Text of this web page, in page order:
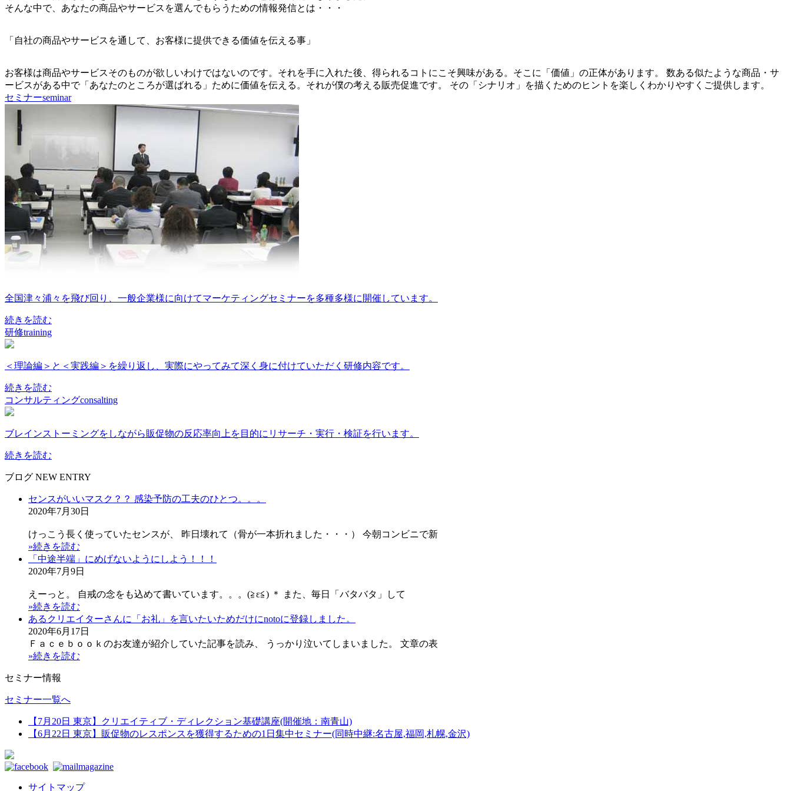
そんな中で、あなたの商品やサービスを選んでもらうための情報発信とは・・・
「自社の商品やサービスを通して、お客様に提供できる価値を伝える事」
お客様は商品やサービスそのものが欲しいわけではないのです。 それを手に入れた後、得られるコトにこそ興味がある 。そこに「価値」の正体があります。 数ある似たような商品・サ
ービスがある中で「あなたのところが選ばれる」ために価値を伝える。それが僕の考える販売促進です。 その 「シナリオ」を描くためのヒント を楽しくわかりやすくご提供します。
セミナーseminar
全国津々浦々を飛び回り、一般企業様に向けてマーケティングセミナーを多種多様に開催しています。
続きを読む
研修training
＜理論編＞と＜実践編＞を繰り返し、実際にやってみて深く身に付けていただく研修内容です。
続きを読む
コンサルティングconsalting
ブレインストーミングをしながら販促物の反応率向上を目的にリサーチ・実行・検証を行います。
続きを読む
ブログ NEW ENTRY
センスがいいマスク？？ 感染予防の工夫のひとつ。。。
2020年7月30日
けっこう長く使っていたセンスが、 昨日壊れて（骨が一本折れました・・・） 今朝コンビニで新
»続きを読む
「中途半端」にめげないようにしよう！！！
2020年7月9日
えーっと。 自戒の念をも込めて書いています。。。(≧ε≦) ＊ また、毎日「バタバタ」して
»続きを読む
あるクリエイターさんに「お礼」を言いたいためだけにnotoに登録しました。
2020年6月17日
Ｆａｃｅｂｏｏｋのお友達が紹介していた記事を読み、 うっかり泣いてしまいました。 文章の表
»続きを読む
セミナー情報
セミナー一覧へ
【7月20日 東京】
クリエイティブ・ディレクション基礎講座(開催地：南青山)
【6月22日 東京】 販促物のレスポンスを獲得するための1日集中セミナー(同時中継:名古屋,福岡,札幌,金沢)
サイトマップ